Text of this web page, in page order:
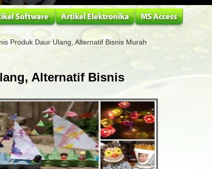
Produk Daur Ulang, Alternatif Bisnis Murah
Alternatif Bisnis